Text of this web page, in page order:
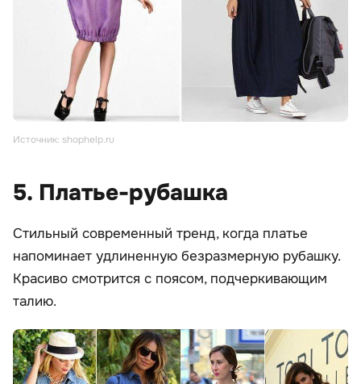
Источник: shophelp.ru
5. Платье-рубашка
Стильный современный тренд, когда платье
напоминает удлиненную безразмерную рубашку.
Красиво смотрится с поясом, подчеркивающим
талию.